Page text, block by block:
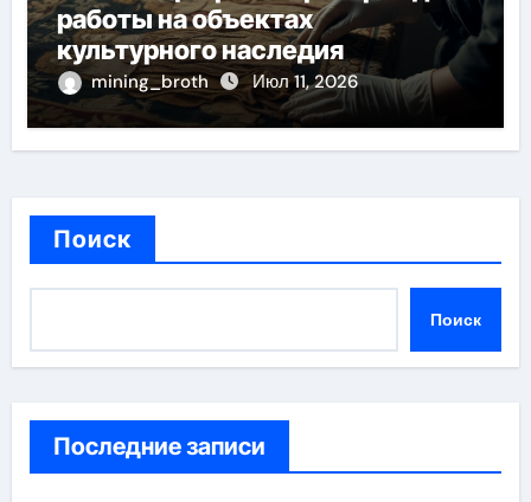
работы на объектах
культурного наследия
mining_broth Июл 11, 2026
Поиск
Поиск
Последние записи